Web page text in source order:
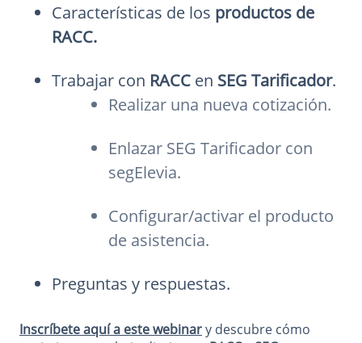
Características de los productos de
RACC.
Trabajar con RACC en SEG Tarificador.
Realizar una nueva cotización.
Enlazar SEG Tarificador con
segElevia.
Configurar/activar el producto
de asistencia.
Preguntas y respuestas.
Inscríbete aquí a este webinary descubre cómo